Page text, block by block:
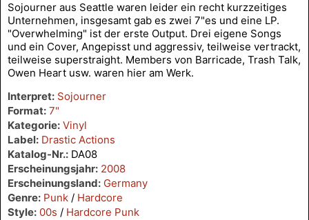
Sojourner aus Seattle waren leider ein recht kurzzeitiges
Unternehmen, insgesamt gab es zwei 7"es und eine LP.
"Overwhelming" ist der erste Output. Drei eigene Songs
und ein Cover, Angepisst und aggressiv, teilweise vertrackt,
teilweise superstraight. Members von Barricade, Trash Talk,
Owen Heart usw. waren hier am Werk.
Interpret: Sojourner
Format: 7"
Kategorie: Vinyl
Label: Drastic Actions
Katalog-Nr.: DA08
Erscheinungsjahr: 2008
Erscheinungsland: Germany
Genre: Punk / Hardcore
Style: 00s / Hardcore Punk